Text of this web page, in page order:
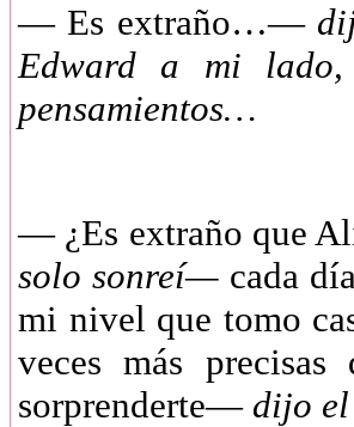
— Es extraño…—
Edward a mi lado,
pensamientos…
— ¿Es extraño que
solo sonreí— cada
mi nivel que tomo
veces más
sorprenderte— dijo el